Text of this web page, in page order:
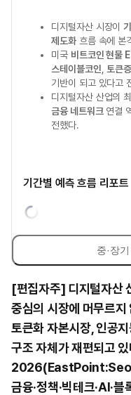
디지털자산 시장이
제도화흐름 속에 본
미국 비트코인 현물
스테이블코인 토큰
기반이 되고 있다고
디지털자산 산업의
금융 네트워크연결
전했다.
기간별 예측 흐름 리포트
중·장
[편집자주] 디지털자산
중심의 시장에 머무르지
토큰화 자본시장, 인공
구조 자체가 재편되고
금융·정책·빅테크·AI·